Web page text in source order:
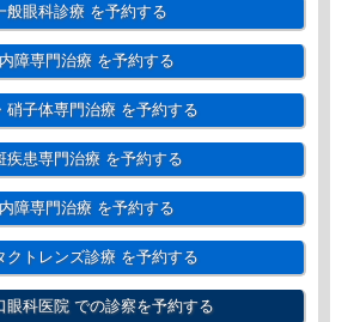
般眼科診療を予約する
障専門治療 を予約する
硝子体専門治療を予約する
疾患専門治療を予約する
障専門治療 を予約する
クトレンズ診療を予約する
眼科医院での診察を予約する